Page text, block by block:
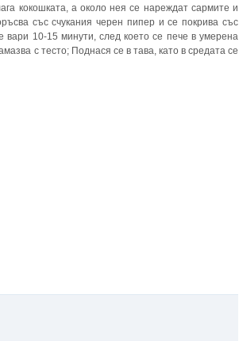
кокошката, а около нея се нареждат сармите и
със счукания черен пипер и се покрива със
вари 10-15 минути, след което се пече в умерена
с тесто; Поднася се в тава, като в средата се